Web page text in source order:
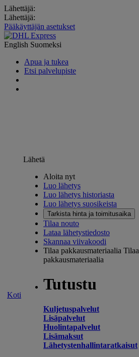
Lähettäjä:
Lähettäjä:
Pääkäyttäjän asetukset
English Suomeksi
Apua ja tukea
Etsi palvelupiste
Koti
Lähetä
Aloita nyt
Luo lähetys
Luo lähetys historiasta
Luo lähetys suosikeista
Tarkista hinta ja toimitusaika
Tilaa nouto
Lataa lähetystiedosto
Skannaa viivakoodi
Tilaa pakkausmateriaalia Tilaa
pakkausmateriaalia
Tutustu
Kuljetuspalvelut
Lisäpalvelut
Huolintapalvelut
Lisämaksut
Lähetystenhallintaratkaisut